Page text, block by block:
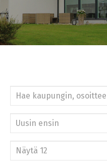
Hae
kohteita
Järjestä
Näytä